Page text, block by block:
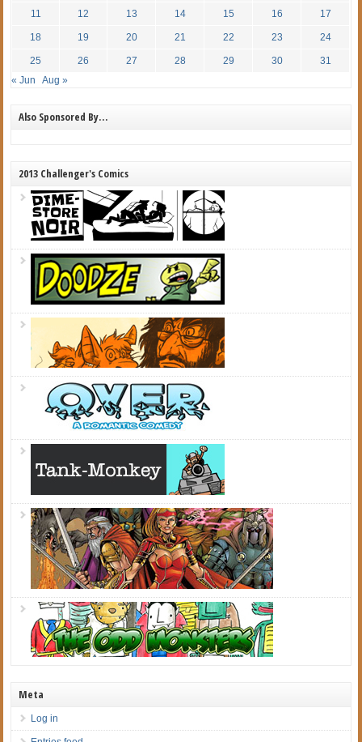
11 12 13 14 15 16 17
18 19 20 21 22 23 24
25 26 27 28 29 30
31
« Jun
Aug »
Also Sponsored By…
2013 Challenger's Comics
Meta
Log in